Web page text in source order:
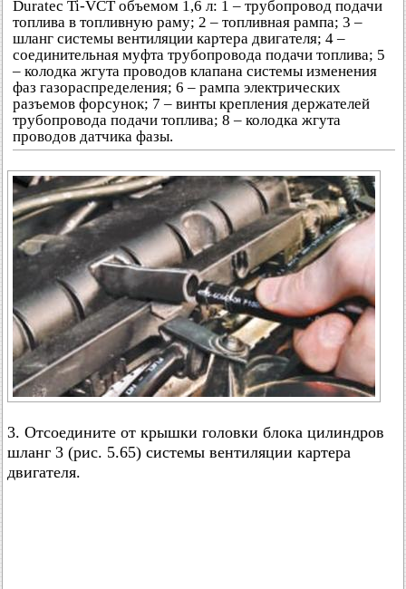
Duratec Ti-VCT объемом 1,6 л: 1 – трубопровод подачи
топлива в топливную раму; 2 – топливная рампа; 3 –
шланг системы вентиляции картера двигателя; 4 –
соединительная муфта трубопровода подачи топлива; 5
– колодка жгута проводов клапана системы изменения
фаз газораспределения; 6 – рампа электрических
разъемов форсунок; 7 – винты крепления держателей
трубопровода подачи топлива; 8 – колодка жгута
проводов датчика фазы.
3. Отсоедините от крышки головки блока цилиндров
шланг 3 (рис. 5.65) системы вентиляции картера
двигателя.